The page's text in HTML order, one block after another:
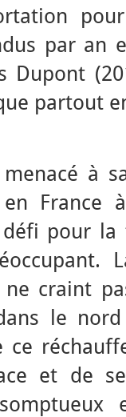
par an
Dupont
partout
à
France
pour
ne craint
le
ce
et de